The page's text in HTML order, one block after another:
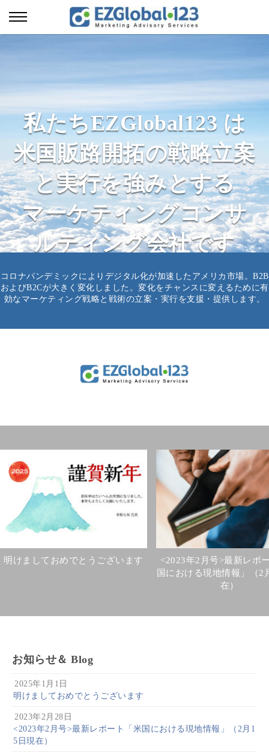
私たちEZGlobal123 は
米国販路開拓の戦略立案
と実行を強みとする
マーケティングコンサ
ルティング会社です
コロナパンデミックによりデジタル化が加速したアメリカ市場。B2B
およびB2Cが大きく変化しました。変化をチャンスに変えるために有
効なマーケティング戦略と戦術の立案・実行を支援・提供します。
明けましておめでとうございます
<2023年2月号>最新レポ
国における現地情報」（2
在）
お知らせ＆ Blog
2025年1月1日
明けましておめでとうございます
2023年2月28日
<2023年2月号>最新レポート「米国における現地情報」（2月1
5日現在）